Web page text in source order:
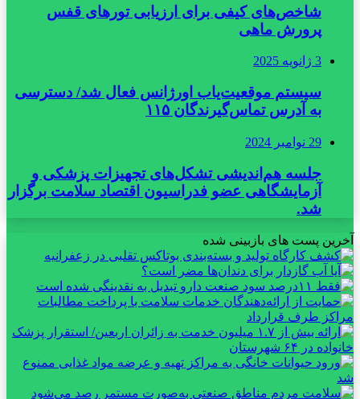
شاخص‌های کیفی برای ارزیابی تورهای قفس
پرورش ماهی
3 ژانویه 2025
سیستم موقعیت‌یاب اورژانس فعال شد/ دسترسی
به آدرس تماس‌گیرندگان ۱۱۵
29 نوامبر 2024
جلسه هم‌اندیشی تشکل‌های تجهیزات پزشکی و
آزمایشگاهی عضو فدراسیون اقتصاد سلامت برگزار
شد.
آخرین پست های بازبینی شده